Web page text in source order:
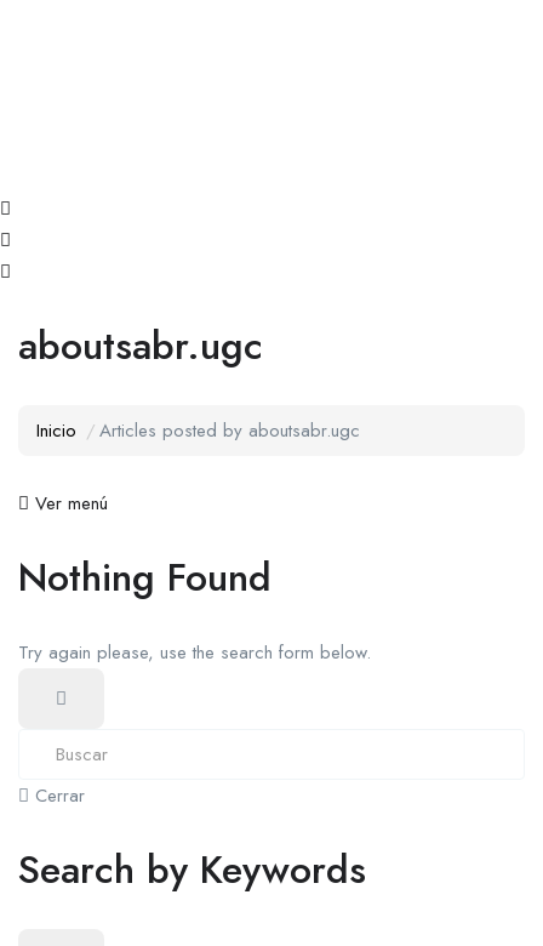
aboutsabr.ugc
Inicio Articles posted by aboutsabr.ugc
Ver menú
Nothing Found
Try again please, use the search form below.
Cerrar
Search by Keywords